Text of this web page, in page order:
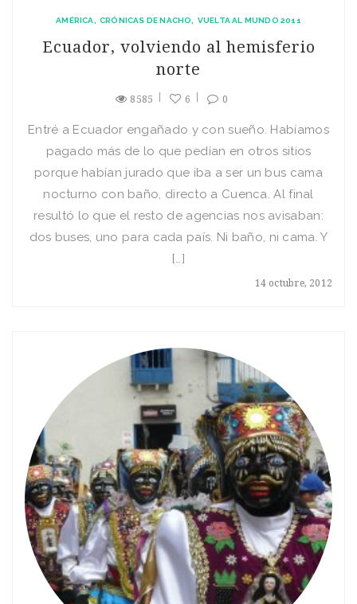
AMÉRICA CRÓNICAS DE NACHO VUELTA AL MUNDO 2011
Ecuador, volviendo al hemisferio
norte
8585 6 0
14 octubre, 2012
Entré a Ecuador engañado y con sueño. Habíamos
pagado más de lo que pedían en otros sitios
porque habían jurado que iba a ser un bus cama
nocturno con baño, directo a Cuenca. Al final
resultó lo que el resto de agencias nos avisaban:
dos buses, uno para cada país. Ni baño, ni cama. Y
[…]